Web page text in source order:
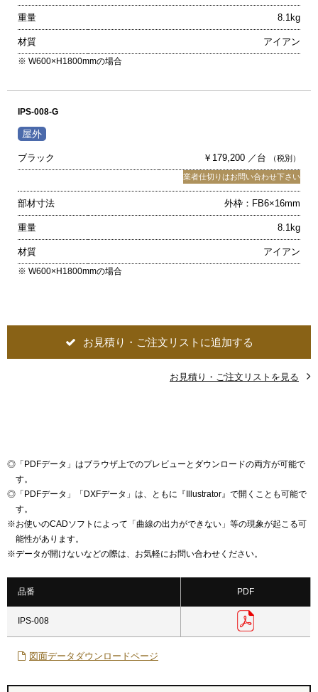
重量 8.1kg
材質 アイアン
※ W600×H1800mmの場合
IPS-008-G
ブラック ￥179,200 ／台 （税別）
業者仕切りはお問い合わせ下さい
部材寸法 外枠：FB6×16mm
重量 8.1kg
材質 アイアン
※ W600×H1800mmの場合
お見積り・ご注文リストに追加する
お見積り・ご注文リストを見る
◎ 「PDFデータ」はブラウザ上でのプレビューとダウンロードの両方が可能で
す。
◎ 「PDFデータ」「DXFデータ」は、ともに『Illustrator』で開くことも可能で
す。
※お使いのCADソフトによって「曲線の出力ができない」等の現象が起こる可
能性があります。
※データが開けないなどの際は、お気軽にお問い合わせください。
品番 PDF
IPS-008
図面データダウンロードページ